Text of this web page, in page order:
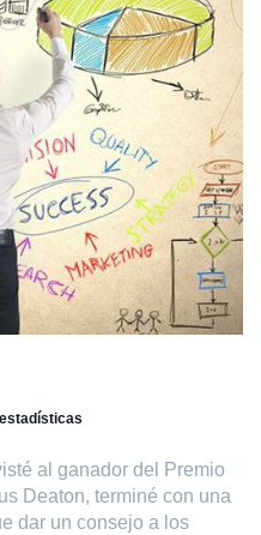
al ganador del Premio
Deaton, terminé con una
dar un consejo a los